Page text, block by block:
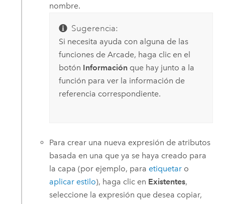
nombre.
Sugerencia:
Si necesita ayuda con alguna de las
funciones de Arcade, haga clic en el
botón Informaciónque hay junto a la
función para ver la información de
referencia correspondiente.
Para crear una nueva expresión de atributos
basada en una que ya se haya creado para
la capa (por ejemplo, para etiquetar o
aplicar estilo), haga clic en Existentes,
seleccione la expresión que desea copiar,